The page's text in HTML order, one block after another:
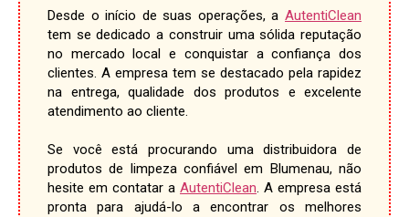
Desde o início de suas operações, a AutentiClean
tem se dedicado a construir uma sólida reputação
no mercado local e conquistar a confiança dos
clientes. A empresa tem se destacado pela rapidez
na entrega, qualidade dos produtos e excelente
atendimento ao cliente.
Se você está procurando uma distribuidora de
produtos de limpeza confiável em Blumenau, não
hesite em contatar a AutentiClean. A empresa está
pronta para ajudá-lo a encontrar os melhores